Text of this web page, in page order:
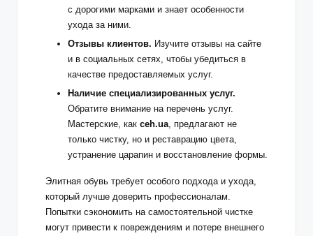
с дорогими марками и знает особенности
ухода за ними.
Отзывы клиентов. Изучите отзывы на сайте
и в социальных сетях, чтобы убедиться в
качестве предоставляемых услуг.
Наличие специализированных услуг.
Обратите внимание на перечень услуг.
Мастерские, как ceh.ua , предлагают не
только чистку, но и реставрацию цвета,
устранение царапин и восстановление формы.
Элитная обувь требует особого подхода и ухода,
который лучше доверить профессионалам.
Попытки сэкономить на самостоятельной чистке
могут привести к повреждениям и потере внешнего